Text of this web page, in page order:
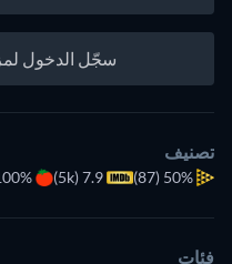
سجّل الدخول
تصنيف
50%
(87)
7.9 (5k)
فئات